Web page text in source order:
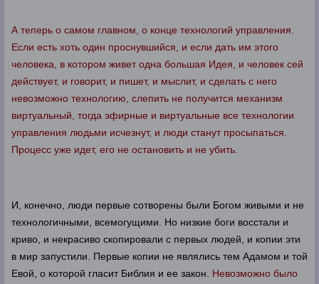
А теперь о самом главном, о конце технологий управления.
Если есть хоть один проснувшийся, и если дать им этого
человека, в котором живет одна большая Идея, и человек сей
действует, и говорит, и пишет, и мыслит, и сделать с него
невозможно технологию, слепить не получится механизм
виртуальный, тогда эфирные и виртуальные все технологии
управления людьми исчезнут, и люди станут просыпаться.
Процесс уже идет, его не остановить и не убить.
И, конечно, люди первые сотворены были Богом живыми и не
технологичными, всемогущими. Но низкие боги восстали и
криво, и некрасиво скопировали с первых людей, и копии эти
в мир запустили. Первые копии не являлись тем Адамом и той
Евой, о которой гласит Библия и ее закон. Невозможно было